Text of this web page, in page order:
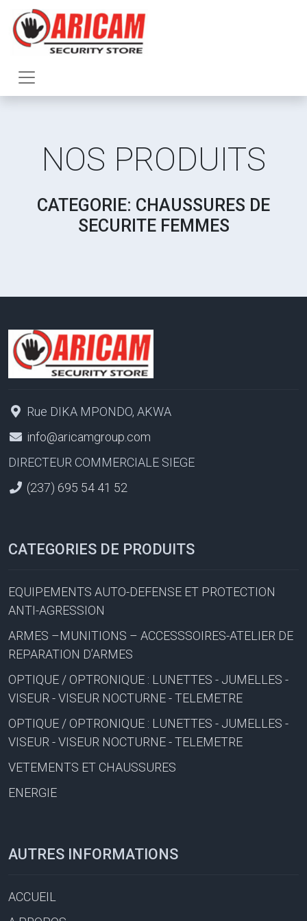
NOS PRODUITS
CATEGORIE: CHAUSSURES DE
SECURITE FEMMES
Rue DIKA MPONDO, AKWA
info@aricamgroup.com
DIRECTEUR COMMERCIALE SIEGE
(237) 695 54 41 52
CATEGORIES DE PRODUITS
EQUIPEMENTS AUTO-DEFENSE ET PROTECTION
ANTI-AGRESSION
ARMES –MUNITIONS – ACCESSSOIRES-ATELIER DE
REPARATION D’ARMES
OPTIQUE / OPTRONIQUE : LUNETTES - JUMELLES -
VISEUR - VISEUR NOCTURNE - TELEMETRE
OPTIQUE / OPTRONIQUE : LUNETTES - JUMELLES -
VISEUR - VISEUR NOCTURNE - TELEMETRE
VETEMENTS ET CHAUSSURES
ENERGIE
AUTRES INFORMATIONS
ACCUEIL